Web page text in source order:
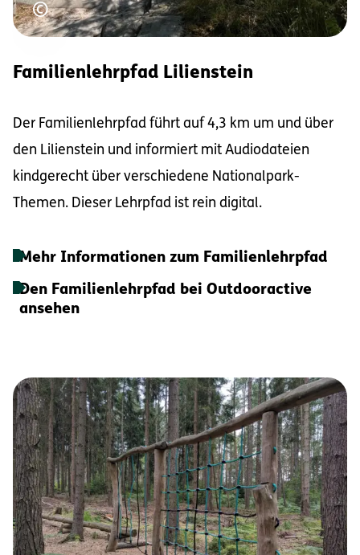
©Urheberrecht
Familienlehrpfad Lilienstein
Der Familienlehrpfad führt auf 4,3 km um und über
den Lilienstein und informiert mit Audiodateien
kindgerecht über verschiedene Nationalpark-
Themen. Dieser Lehrpfad ist rein digital.
Mehr Informationen zum Familienlehrpfad
Den Familienlehrpfad bei Outdooractive
ansehen